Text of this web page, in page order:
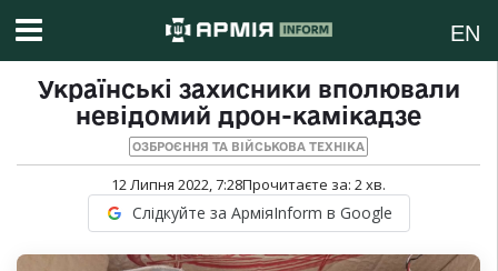
EN
Українські захисники вполювали
невідомий дрон-камікадзе
ОЗБРОЄННЯ ТА ВІЙСЬКОВА ТЕХНІКА
12 Липня 2022, 7:28Прочитаєте за: 2хв.
Слідкуйте за АрміяInform в Google